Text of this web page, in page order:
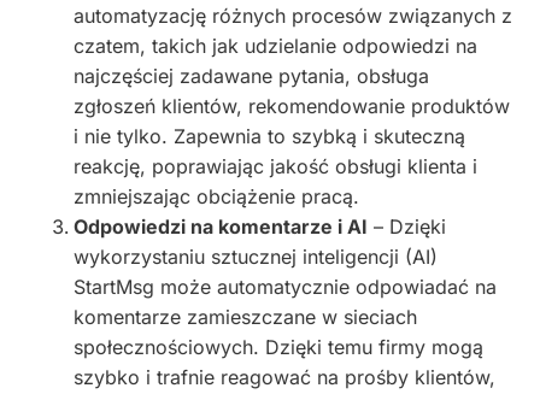
automatyzację różnych procesów związanych z
czatem, takich jak udzielanie odpowiedzi na
najczęściej zadawane pytania, obsługa
zgłoszeń klientów, rekomendowanie produktów
i nie tylko. Zapewnia to szybką i skuteczną
reakcję, poprawiając jakość obsługi klienta i
zmniejszając obciążenie pracą.
Odpowiedzi na komentarze i AI – Dzięki
wykorzystaniu sztucznej inteligencji (AI)
StartMsg może automatycznie odpowiadać na
komentarze zamieszczane w sieciach
społecznościowych. Dzięki temu firmy mogą
szybko i trafnie reagować na prośby klientów,